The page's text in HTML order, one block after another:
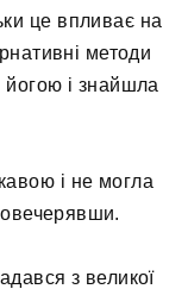
це впливає на
методи
йогою і знайшла
і не могла
з великої